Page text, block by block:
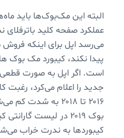
البته این مک‌بوک‌ها باید
است. اگر اپل به صورت
جدید را اعلام می‌کرد، رغبت
۲۰۱۶ تا ۲۰۱۸ به
بوک ۲۰۱۹ در لیست
کیبوردها به ندرت خراب